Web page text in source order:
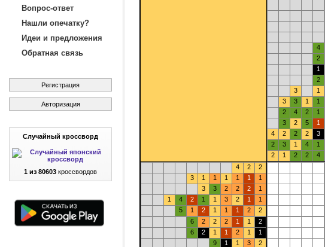
Вопрос-ответ
Нашли опечатку?
Идеи и предложения
Обратная связь
Регистрация
Авторизация
Случайный кроссворд
1 из 80603 кроссвордов
4
2
1
2
3
1
3
3 1 1
2
4 2 1
3
2 5 1
4
2 2 2 3
2
3 1 4 1
2
1 2 2 4
4
2
2
3
1 1 1 1 1
1
3
3 2 2 2
1
1
4 2 1 1 3 2 1
1
5
1 2 1 1 1 2
2
6
2 2 2 1 1
2
6
2 1 1 2 1
1
9
1 1 3
2